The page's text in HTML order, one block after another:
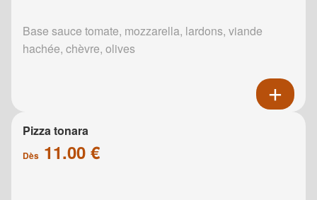
Base sauce tomate, mozzarella, lardons, viande
hachée, chèvre, olives
Pizza tonara
Dès 11.00 €